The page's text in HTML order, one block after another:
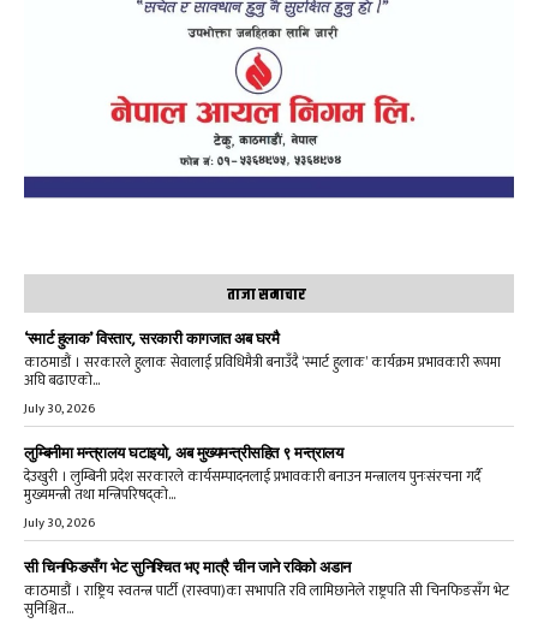
ताजा समाचार
‘स्मार्ट हुलाक’ विस्तार, सरकारी कागजात अब घरमै
काठमाडौं । सरकारले हुलाक सेवालाई प्रविधिमैत्री बनाउँदै ‘स्मार्ट हुलाक’ कार्यक्रम प्रभावकारी रूपमा
अघि बढाएको...
July 30, 2026
लुम्बिनीमा मन्त्रालय घटाइयो, अब मुख्यमन्त्रीसहित ९ मन्त्रालय
देउखुरी । लुम्बिनी प्रदेश सरकारले कार्यसम्पादनलाई प्रभावकारी बनाउन मन्त्रालय पुनःसंरचना गर्दै
मुख्यमन्त्री तथा मन्त्रिपरिषद्को...
July 30, 2026
सी चिनफिङसँग भेट सुनिश्चित भए मात्रै चीन जाने रविको अडान
काठमाडौं । राष्ट्रिय स्वतन्त्र पार्टी (रास्वपा)का सभापति रवि लामिछानेले राष्ट्रपति सी चिनफिङसँग भेट
सुनिश्चित...